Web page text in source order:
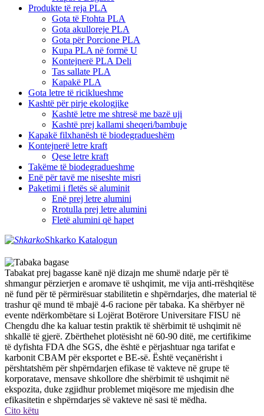
Produkte të reja PLA
Gota të Ftohta PLA
Gota akulloreje PLA
Gota për Porcione PLA
Kupa PLA në formë U
Kontejnerë PLA Deli
Tas sallate PLA
Kapakë PLA
Gota letre të riciklueshme
Kashtë për pirje ekologjike
Kashtë letre me shtresë me bazë uji
Kashtë prej kallami sheqeri/bambuje
Kapakë filxhanësh të biodegradueshëm
Kontejnerë letre kraft
Qese letre kraft
Takëme të biodegradueshme
Enë për tavë me niseshte misri
Paketimi i fletës së aluminit
Enë prej letre alumini
Rrotulla prej letre alumini
Fletë alumini që hapet
Shkarko Katalogun
Tabakat prej bagasse kanë një dizajn me shumë ndarje për të
shmangur përzierjen e aromave të ushqimit, me vija anti-rrëshqitëse
në fund për të përmirësuar stabilitetin e shpërndarjes, dhe material të
trashur që mund të mbajë 4-6 racione për tabaka. Ka shërbyer në
evente ndërkombëtare si Lojërat Botërore Universitare FISU në
Chengdu dhe ka kaluar testin praktik të shërbimit të ushqimit në
shkallë të gjerë. Zbërthehet plotësisht në 60-90 ditë, me certifikime
të dyfishta FDA dhe SGS, dhe është e përjashtuar nga tarifat e
karbonit CBAM për eksportet e BE-së. Është veçanërisht i
përshtatshëm për shpërndarjen efikase të vakteve në grupe të
korporatave, mensave shkollore dhe shërbimit të ushqimit në
ekspozita, duke zgjidhur problemet miqësore me mjedisin dhe
efikasitetin e shpërndarjes së vakteve në sasi të mëdha.
Cito këtu